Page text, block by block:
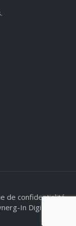
de confidentialité
In Digital